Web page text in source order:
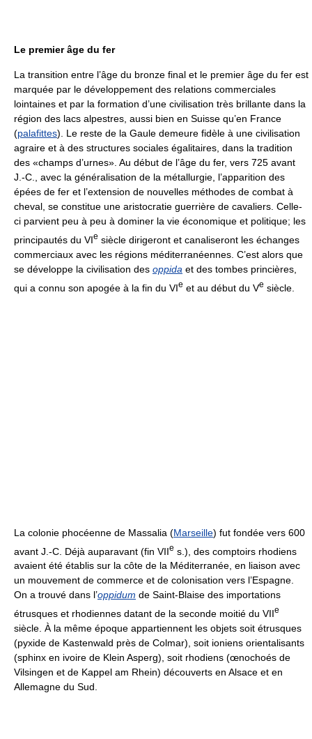
Le premier âge du fer
La transition entre l’âge du bronze final et le premier âge du fer est
marquée par le développement des relations commerciales
lointaines et par la formation d’une civilisation très brillante dans la
région des lacs alpestres, aussi bien en Suisse qu’en France
(palafittes). Le reste de la Gaule demeure fidèle à une civilisation
agraire et à des structures sociales égalitaires, dans la tradition
des «champs d’urnes». Au début de l’âge du fer, vers 725 avant
J.-C., avec la généralisation de la métallurgie, l’apparition des
épées de fer et l’extension de nouvelles méthodes de combat à
cheval, se constitue une aristocratie guerrière de cavaliers. Celle-
ci parvient peu à peu à dominer la vie économique et politique; les
principautés du VIe siècle dirigeront et canaliseront les échanges
commerciaux avec les régions méditerranéennes. C’est alors que
se développe la civilisation des oppida et des tombes princières,
qui a connu son apogée à la fin du VIe et au début du Ve siècle.
La colonie phocéenne de Massalia (Marseille) fut fondée vers 600
avant J.-C. Déjà auparavant (fin VIIe s.), des comptoirs rhodiens
avaient été établis sur la côte de la Méditerranée, en liaison avec
un mouvement de commerce et de colonisation vers l’Espagne.
On a trouvé dans l’oppidum de Saint-Blaise des importations
étrusques et rhodiennes datant de la seconde moitié du VIIe
siècle. À la même époque appartiennent les objets soit étrusques
(pyxide de Kastenwald près de Colmar), soit ioniens orientalisants
(sphinx en ivoire de Klein Asperg), soit rhodiens (œnochoés de
Vilsingen et de Kappel am Rhein) découverts en Alsace et en
Allemagne du Sud.